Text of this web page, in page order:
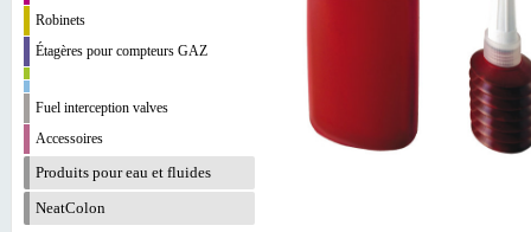
Robinets
Étagères pour compteurs GAZ
Fuel interception valves
Accessoires
Produits pour eau et fluides
NeatColon